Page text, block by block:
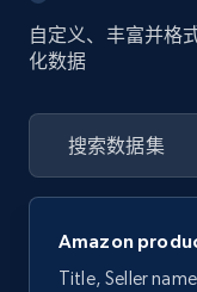
自定义、丰富并格
化数据
Amazon
Title, Seller